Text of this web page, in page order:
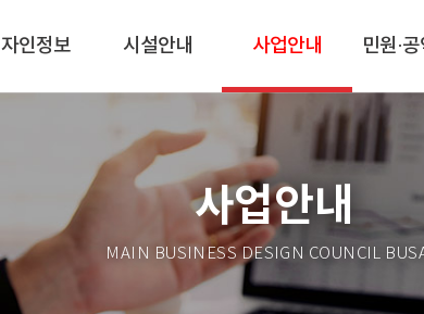
인정보 시설안내 사업안내 민원·
사업안내
MAIN BUSINESS DESIGN COUNCIL